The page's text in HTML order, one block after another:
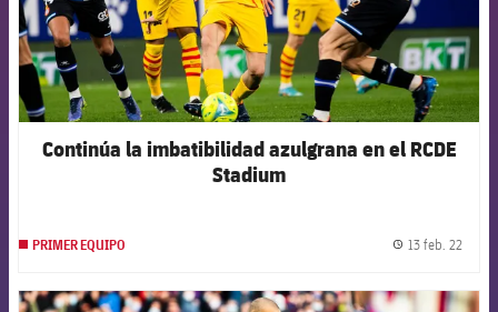
Continúa la imbatibilidad azulgrana en el RCDE
Stadium
PRIMER EQUIPO 13 feb. 22
FCB Barcelona badge